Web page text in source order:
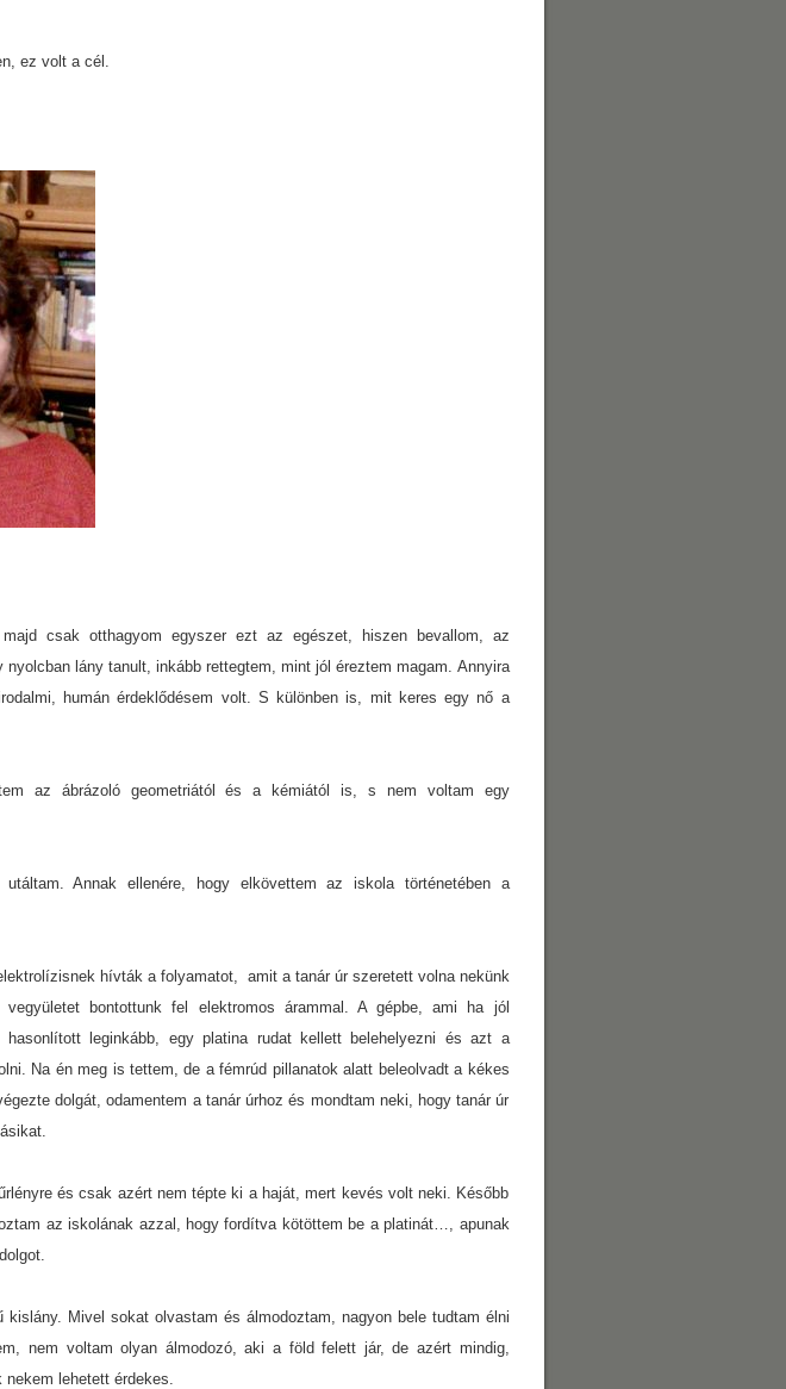
ez volt a cél.
csak otthagyom egyszer ezt az egészet, hiszen bevallom, az
lány tanult, inkább rettegtem, mint jól éreztem magam. Annyira
humán érdeklődésem volt. S különben is, mit keres egy nő a
az ábrázoló geometriától és a kémiától is, s nem voltam egy
utáltam. Annak ellenére, hogy elkövettem az iskola történetében a
hívták a folyamatot, amit a tanár úr szeretett volna nekünk
vegyületet bontottunk fel elektromos árammal. A gépbe, ami ha jól
hasonlított leginkább, egy platina rudat kellett belehelyezni és azt a
Na én meg is tettem, de a fémrúd pillanatok alatt beleolvadt a kékes
dolgát, odamentem a tanár úrhoz és mondtam neki, hogy tanár úr
és csak azért nem tépte ki a haját, mert kevés volt neki. Később
az iskolának azzal, hogy fordítva kötöttem be a platinát…, apunak
kislány. Mivel sokat olvastam és álmodoztam, nagyon bele tudtam élni
nem voltam olyan álmodozó, aki a föld felett jár, de azért mindig,
lehetett érdekes.